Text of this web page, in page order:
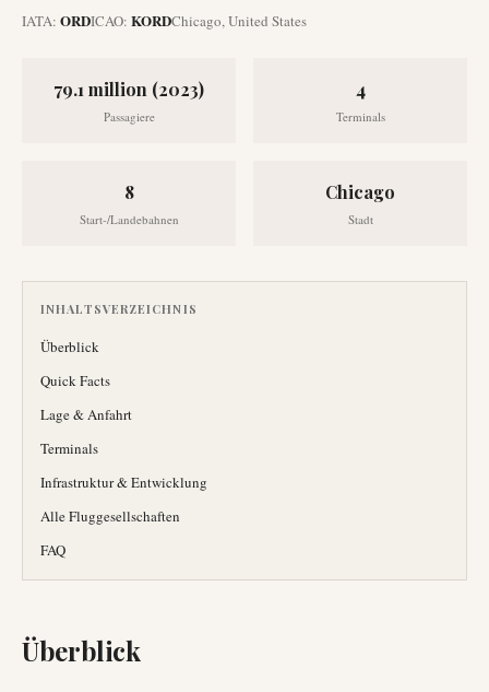
IATA: ORDICAO: KORDChicago,United States
79.1 million (2023)
Passagiere
4
Terminals
8
Start-/Landebahnen
Chicago
Stadt
INHALTSVERZEICHNIS
Überblick
Quick Facts
Lage & Anfahrt
Terminals
Infrastruktur & Entwicklung
Alle Fluggesellschaften
FAQ
Überblick